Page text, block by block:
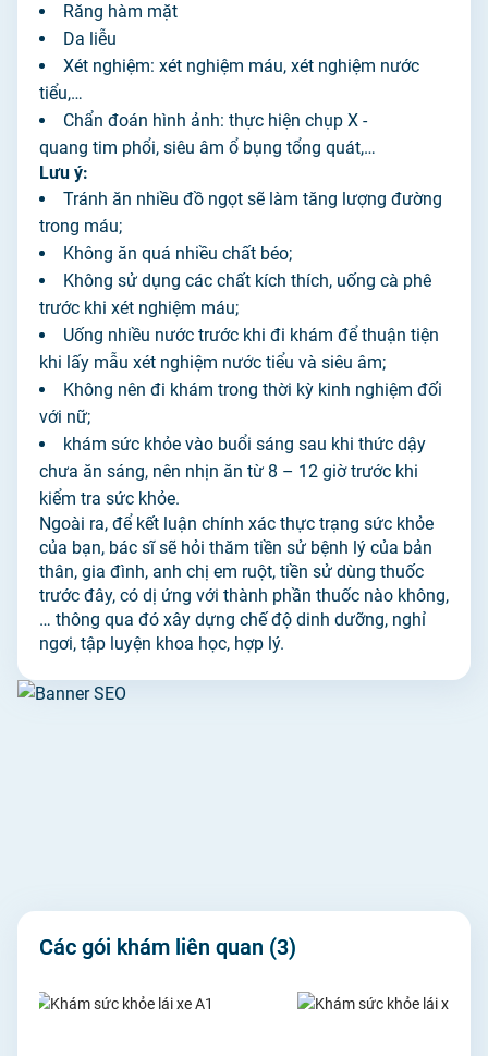
Răng hàm mặt
Da liễu
Xét nghiệm: xét nghiệm máu, xét nghiệm nước
tiểu,…
Chẩn đoán hình ảnh: thực hiện chụp X -
quang tim phổi, siêu âm ổ bụng tổng quát,…
Lưu ý:
Tránh ăn nhiều đồ ngọt sẽ làm tăng lượng đường
trong máu;
Không ăn quá nhiều chất béo;
Không sử dụng các chất kích thích, uống cà phê
trước khi xét nghiệm máu;
Uống nhiều nước trước khi đi khám để thuận tiện
khi lấy mẫu xét nghiệm nước tiểu và siêu âm;
Không nên đi khám trong thời kỳ kinh nghiệm đối
với nữ;
khám sức khỏe vào buổi sáng sau khi thức dậy
chưa ăn sáng, nên nhịn ăn từ 8 – 12 giờ trước khi
kiểm tra sức khỏe.
Ngoài ra, để kết luận chính xác thực trạng sức khỏe
của bạn, bác sĩ sẽ hỏi thăm tiền sử bệnh lý của bản
thân, gia đình, anh chị em ruột, tiền sử dùng thuốc
trước đây, có dị ứng với thành phần thuốc nào không,
… thông qua đó xây dựng chế độ dinh dưỡng, nghỉ
ngơi, tập luyện khoa học, hợp lý.
Các gói khám liên quan (3)